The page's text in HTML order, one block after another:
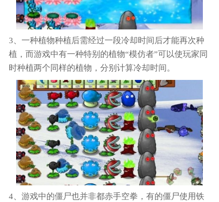
3、一种植物种植后需经过一段冷却时间后才能再次种
植，而游戏中有一种特别的植物“模仿者”可以使玩家同
时种植两个同样的植物，分别计算冷却时间。
4、游戏中的僵尸也并非都赤手空拳，有的僵尸使用铁